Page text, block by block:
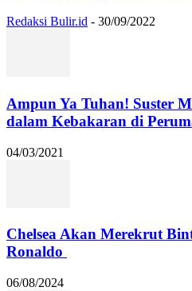
Redaksi Bulir.id - 30/09/2022
Ampun Ya Tuhan! Suster
dalam Kebakaran di
04/03/2021
Chelsea Akan Merekrut
Ronaldo
06/08/2024